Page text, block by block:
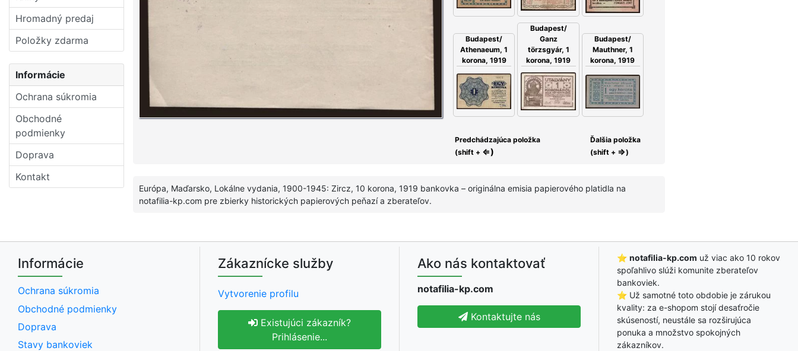
Hromadný predaj
Položky zdarma
Informácie
Ochrana súkromia
Obchodné
podmienky
Doprava
Kontakt
Budapest/
Athenaeum, 1
korona, 1919
Budapest/
Ganz
törzsgyár, 1
korona, 1919
Budapest/
Mauthner, 1
korona, 1919
Predchádzajúca položka
(shift + ⇐)
Ďalšia položka
(shift + ⇒)
Európa, Maďarsko, Lokálne vydania, 1900-1945: Zircz, 10 korona, 1919 bankovka – originálna emisia papierového platidla na
notafilia-kp.com pre zbierky historických papierových peňazí a zberateľov.
Informácie
Ochrana súkromia
Obchodné podmienky
Doprava
Stavy bankoviek
Zákaznícke služby
Vytvorenie profilu
Existujúci zákazník?
Prihlásenie...
Ako nás kontaktovať
notafilia-kp.com
Kontaktujte nás
⭐ notafilia-kp.com už viac ako 10 rokov
spoľahlivo slúži komunite zberateľov
bankoviek.
⭐ Už samotné toto obdobie je zárukou
kvality: za e-shopom stojí desaťročie
skúseností, neustále sa rozširujúca
ponuka a množstvo spokojných
zákazníkov.